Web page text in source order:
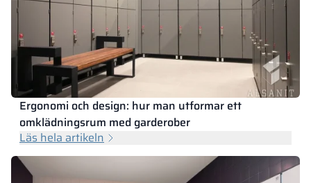
Ergonomi och design: hur man utformar ett
omklädningsrum med garderober
Läs hela artikeln